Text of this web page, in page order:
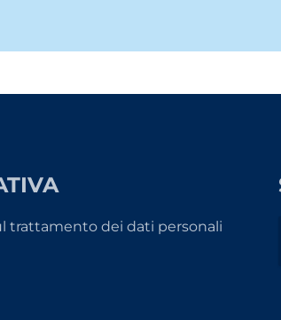
trattamento dei dati personali